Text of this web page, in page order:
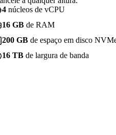
4 núcleos de vCPU
16 GB de RAM
200 GB de espaço em disco
16 TB de largura de banda